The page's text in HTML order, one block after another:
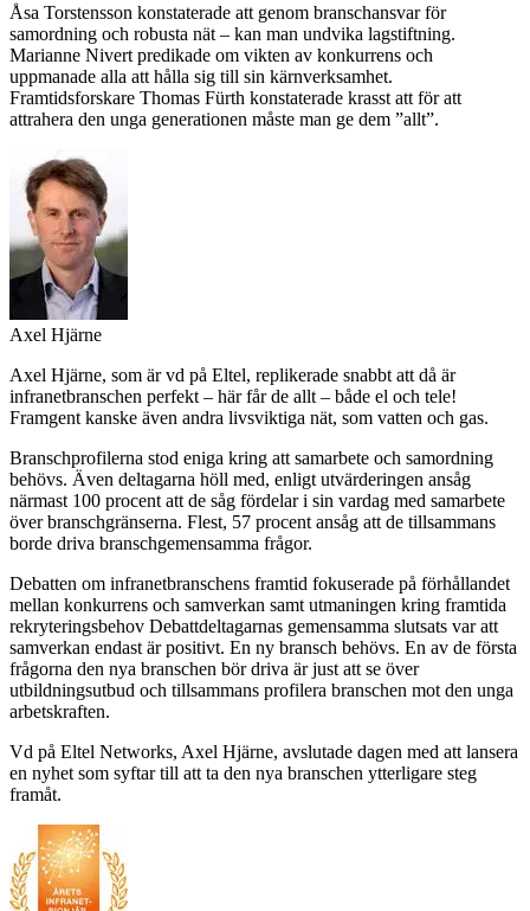
Åsa Torstensson konstaterade att genom branschansvar för
samordning och robusta nät – kan man undvika lagstiftning.
Marianne Nivert predikade om vikten av konkurrens och
uppmanade alla att hålla sig till sin kärnverksamhet.
Framtidsforskare Thomas Fürth konstaterade krasst att för att
attrahera den unga generationen måste man ge dem ”allt”.
Axel Hjärne
Axel Hjärne, som är vd på Eltel, replikerade snabbt att då är
infranetbranschen perfekt – här får de allt – både el och tele!
Framgent kanske även andra livsviktiga nät, som vatten och gas.
Branschprofilerna stod eniga kring att samarbete och samordning
behövs. Även deltagarna höll med, enligt utvärderingen ansåg
närmast 100 procent att de såg fördelar i sin vardag med samarbete
över branschgränserna. Flest, 57 procent ansåg att de tillsammans
borde driva branschgemensamma frågor.
Debatten om infranetbranschens framtid fokuserade på förhållandet
mellan konkurrens och samverkan samt utmaningen kring framtida
rekryteringsbehov Debattdeltagarnas gemensamma slutsats var att
samverkan endast är positivt. En ny bransch behövs. En av de första
frågorna den nya branschen bör driva är just att se över
utbildningsutbud och tillsammans profilera branschen mot den unga
arbetskraften.
Vd på Eltel Networks, Axel Hjärne, avslutade dagen med att lansera
en nyhet som syftar till att ta den nya branschen ytterligare steg
framåt.